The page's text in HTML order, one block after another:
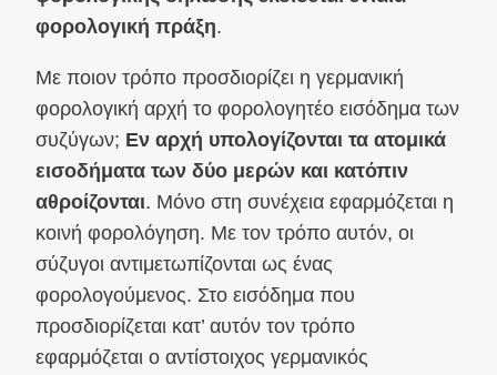
φορολογική πράξη.
Με ποιον τρόπο προσδιορίζει η γερμανική
φορολογική αρχή το φορολογητέο εισόδημα των
συζύγων; Εν αρχή υπολογίζονται τα ατομικά
εισοδήματα των δύο μερών και κατόπιν
αθροίζονται. Μόνο στη συνέχεια εφαρμόζεται η
κοινή φορολόγηση. Με τον τρόπο αυτόν, οι
σύζυγοι αντιμετωπίζονται ως ένας
φορολογούμενος. Στο εισόδημα που
προσδιορίζεται κατ’ αυτόν τον τρόπο
εφαρμόζεται ο αντίστοιχος γερμανικός